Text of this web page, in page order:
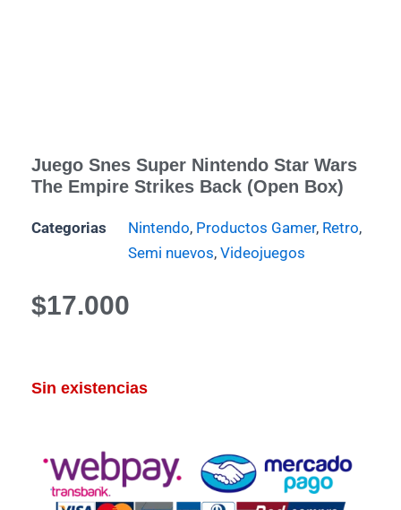
Juego Snes Super Nintendo Star Wars
The Empire Strikes Back (Open Box)
Categorias Nintendo, Productos Gamer, Retro,
Semi nuevos, Videojuegos
$17.000
Sin existencias